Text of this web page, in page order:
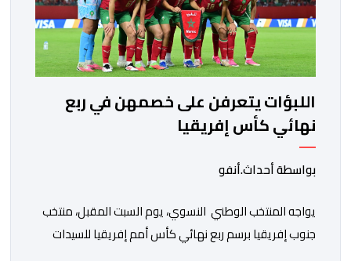
اللبؤات يتعرفن على خصمهن في ربع
نهائي كأس إفريقيا
بواسطة أحداث.أنفو
يواجه المنتخب الوطني النسوي، يوم السبت المقبل، منتخب
جنوب إفريقيا برسم ربع نهائي كأس أمم إفريقيا للسيدات